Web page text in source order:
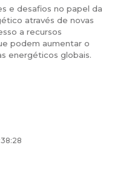
e desafios no papel da
através de novas
a recursos
podem aumentar o
energéticos globais.